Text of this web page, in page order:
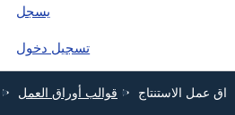
يسجل
تسجيل دخول
قوالب أوراق العمل عمل الاستنتاج